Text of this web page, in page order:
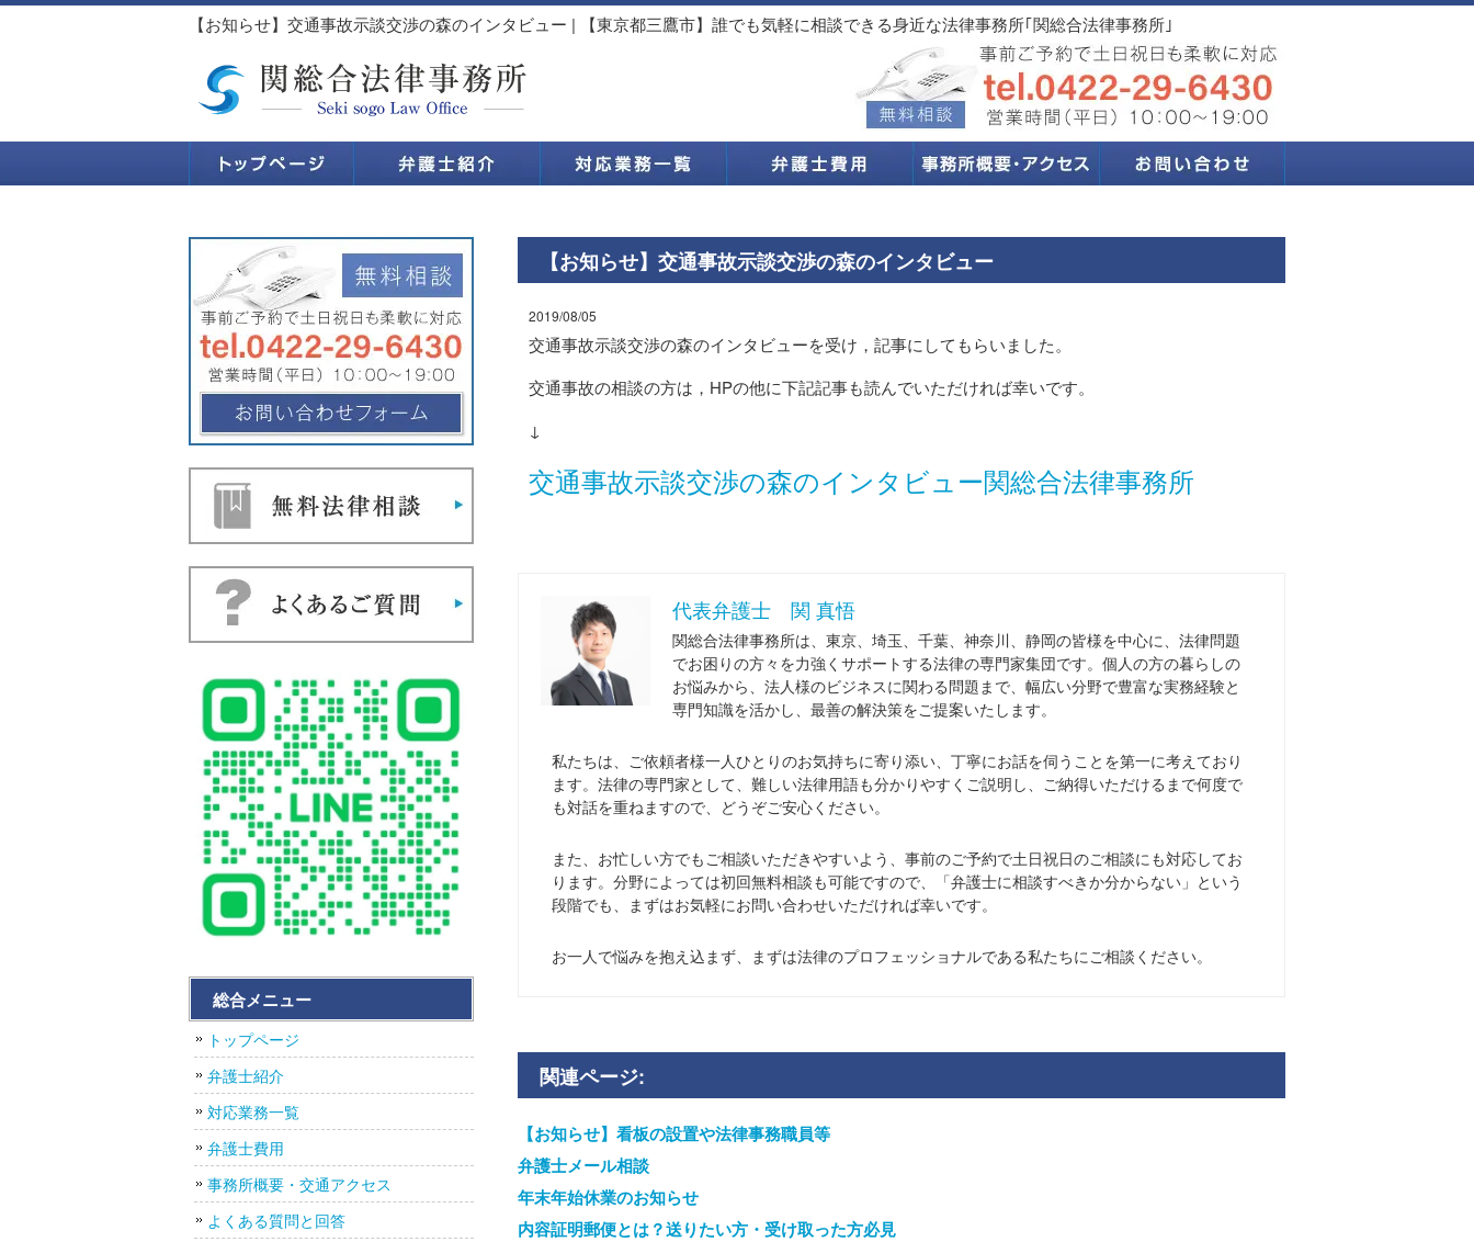
【お知らせ】交通事故示談交渉の森のインタビュー | 【東京都三鷹市】誰でも気軽に相談できる身近な法律事務所｢関総合法律事務所｣
【お知らせ】交通事故示談交渉の森のインタビュー
2019/08/05
交通事故示談交渉の森のインタビューを受け，記事にしてもらいました。
交通事故の相談の方は，HPの他に下記記事も読んでいただければ幸いです。
↓
交通事故示談交渉の森のインタビュー関総合法律事務所
代表弁護士 関 真悟
関総合法律事務所は、東京、埼玉、千葉、神奈川、静岡の皆様を中心に、法律問題
でお困りの方々を力強くサポートする法律の専門家集団です。個人の方の暮らしの
お悩みから、法人様のビジネスに関わる問題まで、幅広い分野で豊富な実務経験と
専門知識を活かし、最善の解決策をご提案いたします。
私たちは、ご依頼者様一人ひとりのお気持ちに寄り添い、丁寧にお話を伺うことを第一に考えており
ます。法律の専門家として、難しい法律用語も分かりやすくご説明し、ご納得いただけるまで何度で
も対話を重ねますので、どうぞご安心ください。
また、お忙しい方でもご相談いただきやすいよう、事前のご予約で土日祝日のご相談にも対応してお
ります。分野によっては初回無料相談も可能ですので、「弁護士に相談すべきか分からない」という
段階でも、まずはお気軽にお問い合わせいただければ幸いです。
お一人で悩みを抱え込まず、まずは法律のプロフェッショナルである私たちにご相談ください。
関連ページ:
【お知らせ】看板の設置や法律事務職員等
弁護士メール相談
年末年始休業のお知らせ
内容証明郵便とは？送りたい方・受け取った方必見
総合メニュー
トップページ
弁護士紹介
対応業務一覧
弁護士費用
事務所概要・交通アクセス
よくある質問と回答